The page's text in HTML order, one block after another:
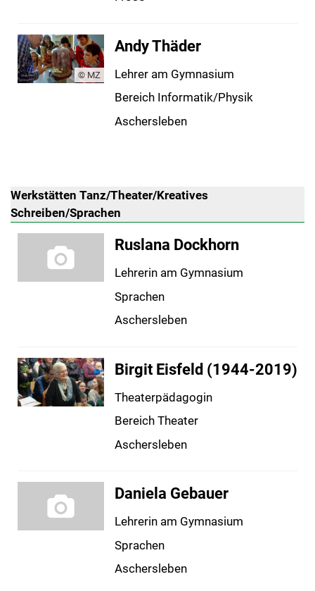
© MZ
Andy Thäder
Lehrer am Gymnasium
Bereich Informatik/Physik
Aschersleben
Werkstätten Tanz/Theater/Kreatives
Schreiben/Sprachen
Ruslana Dockhorn
Lehrerin am Gymnasium
Sprachen
Aschersleben
Birgit Eisfeld (1944-2019)
Theaterpädagogin
Bereich Theater
Aschersleben
Daniela Gebauer
Lehrerin am Gymnasium
Sprachen
Aschersleben